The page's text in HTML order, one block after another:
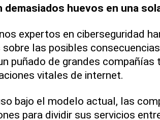
demasiados huevos en una
expertos en ciberseguridad
sobre las posibles
puñado de grandes
vitales de internet.
bajo el modelo actual, las
para dividir sus servicios